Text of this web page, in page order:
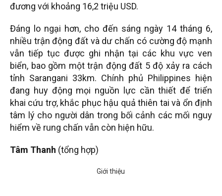
đương với khoảng 16,2 triệu USD.
Đáng lo ngại hơn, cho đến sáng ngày 14 tháng 6,
nhiều trận động đất và dư chấn có cường độ mạnh
vẫn tiếp tục được ghi nhận tại các khu vực ven
biển, bao gồm một trận động đất 5 độ xảy ra cách
tỉnh Sarangani 33km. Chính phủ Philippines hiện
đang huy động mọi nguồn lực cần thiết để triển
khai cứu trợ, khắc phục hậu quả thiên tai và ổn định
tâm lý cho người dân trong bối cảnh các mối nguy
hiểm về rung chấn vẫn còn hiện hữu.
Tâm Thanh (tổng hợp)